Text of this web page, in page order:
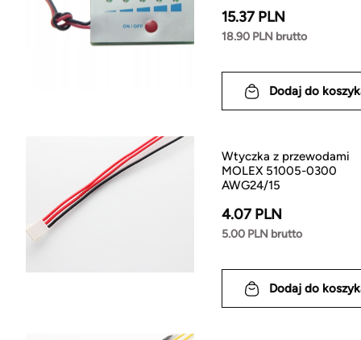
15.37 PLN
18.90 PLN brutto
Dodaj do
Wtyczka z przewodami
MOLEX 51005-0300
AWG24/15
4.07 PLN
5.00 PLN brutto
Dodaj do